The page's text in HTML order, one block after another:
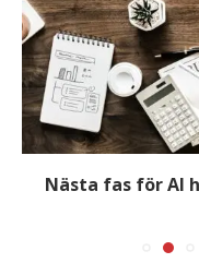
Nästa fas för AI